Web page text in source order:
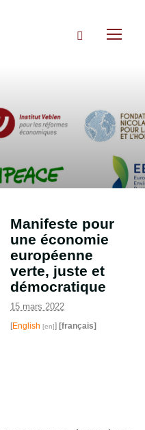
Rechercher
Manifeste pour
une économie
européenne
verte, juste et
démocratique
15 mars 2022
[English ] [français]